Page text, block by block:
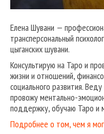
Елена Шувани —
трансперсональный
цыганских шувани.
Консультирую на Таро и
жизни и отношений,
социального развития.
провожу ментально-
поддержку, обучаю Таро и
Подробнее о том, чем я